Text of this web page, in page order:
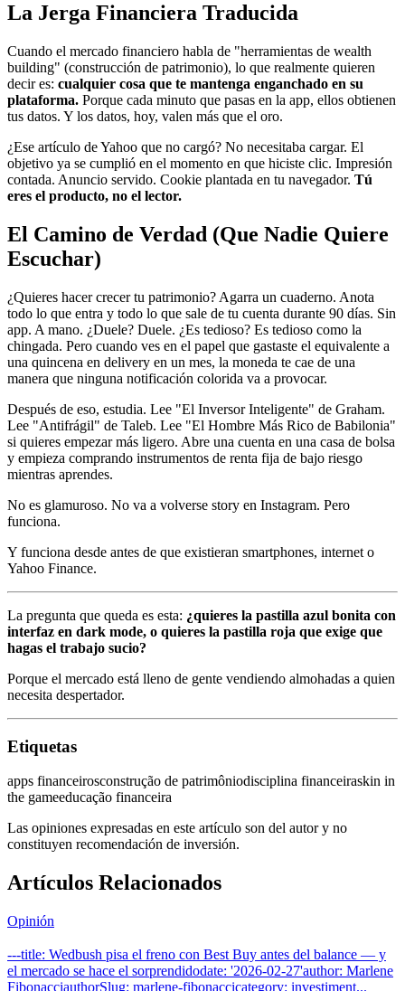
La Jerga Financiera Traducida
Cuando el mercado financiero habla de "herramientas de wealth
building" (construcción de patrimonio), lo que realmente quieren
decir es: cualquier cosa que te mantenga enganchado en su
plataforma. Porque cada minuto que pasas en la app, ellos obtienen
tus datos. Y los datos, hoy, valen más que el oro.
¿Ese artículo de Yahoo que no cargó? No necesitaba cargar. El
objetivo ya se cumplió en el momento en que hiciste clic. Impresión
contada. Anuncio servido. Cookie plantada en tu navegador. Tú
eres el producto, no el lector.
El Camino de Verdad (Que Nadie Quiere
Escuchar)
¿Quieres hacer crecer tu patrimonio? Agarra un cuaderno. Anota
todo lo que entra y todo lo que sale de tu cuenta durante 90 días. Sin
app. A mano. ¿Duele? Duele. ¿Es tedioso? Es tedioso como la
chingada. Pero cuando ves en el papel que gastaste el equivalente a
una quincena en delivery en un mes, la moneda te cae de una
manera que ninguna notificación colorida va a provocar.
Después de eso, estudia. Lee "El Inversor Inteligente" de Graham.
Lee "Antifrágil" de Taleb. Lee "El Hombre Más Rico de Babilonia"
si quieres empezar más ligero. Abre una cuenta en una casa de bolsa
y empieza comprando instrumentos de renta fija de bajo riesgo
mientras aprendes.
No es glamuroso. No va a volverse story en Instagram. Pero
funciona.
Y funciona desde antes de que existieran smartphones, internet o
Yahoo Finance.
La pregunta que queda es esta: ¿quieres la pastilla azul bonita con
interfaz en dark mode, o quieres la pastilla roja que exige que
hagas el trabajo sucio?
Porque el mercado está lleno de gente vendiendo almohadas a quien
necesita despertador.
Etiquetas
apps financeirosconstrução de patrimôniodisciplina financeiraskin in
the gameeducação financeira
Las opiniones expresadas en este artículo son del autor y no
constituyen recomendación de inversión.
Artículos Relacionados
Opinión
---title: Wedbush pisa el freno con Best Buy antes del balance — y
el mercado se hace el sorprendidodate: '2026-02-27'author: Marlene
FibonacciauthorSlug: marlene-fibonaccicategory: investiment...